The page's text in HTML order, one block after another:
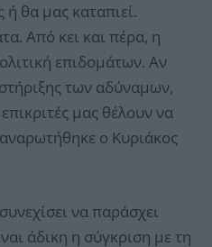
θα μας καταπιεί.
Από κει και πέρα, η
επιδομάτων. Αν
των αδύναμων,
μας θέλουν να
ο Κυριάκος
να παράσχει
άδικη η σύγκριση με τη